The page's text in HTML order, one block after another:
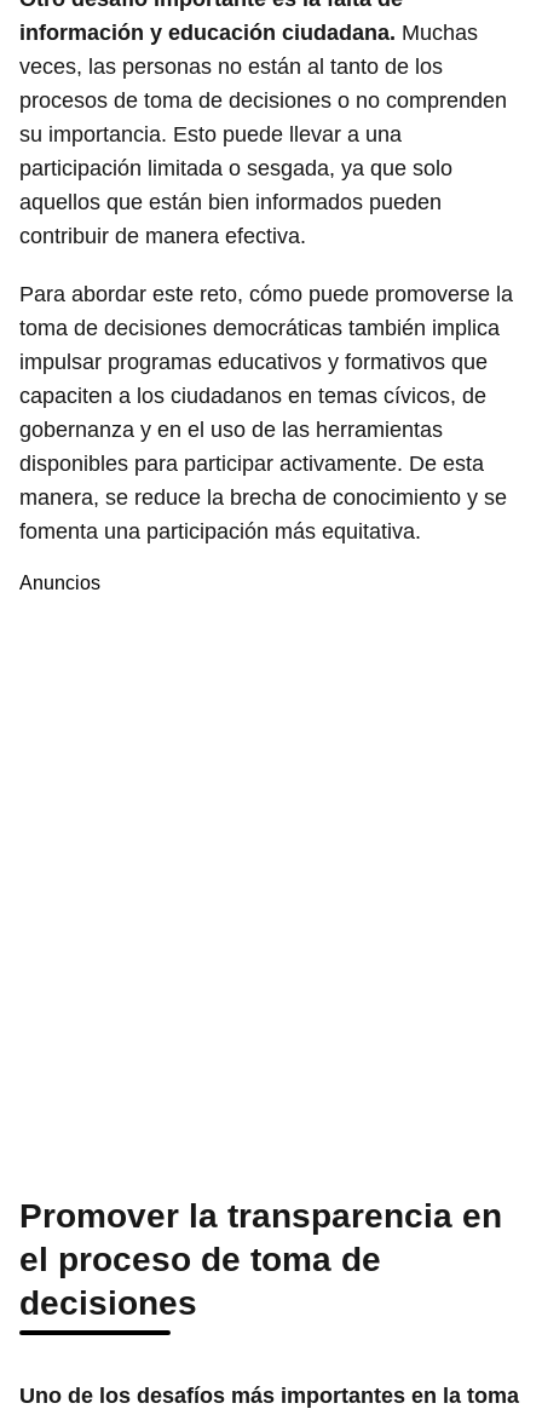
información y educación ciudadana. Muchas
veces, las personas no están al tanto de los
procesos de toma de decisiones o no comprenden
su importancia. Esto puede llevar a una
participación limitada o sesgada, ya que solo
aquellos que están bien informados pueden
contribuir de manera efectiva.
Para abordar este reto, cómo puede promoverse la
toma de decisiones democráticas también implica
impulsar programas educativos y formativos que
capaciten a los ciudadanos en temas cívicos, de
gobernanza y en el uso de las herramientas
disponibles para participar activamente. De esta
manera, se reduce la brecha de conocimiento y se
fomenta una participación más equitativa.
Anuncios
Promover la transparencia en
el proceso de toma de
decisiones
Uno de los desafíos más importantes en la toma